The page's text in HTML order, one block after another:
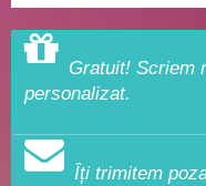
Gratuit! Scriem
personalizat.
Îți trimitem